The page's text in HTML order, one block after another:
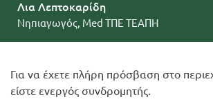
Λια Λεπτοκαρίδη
Νηπιαγωγός, Med ΤΠΕ ΤΕΑΠΗ
Για να έχετε πλήρη πρόσβαση στο
είστε ενεργός συνδρομητής.